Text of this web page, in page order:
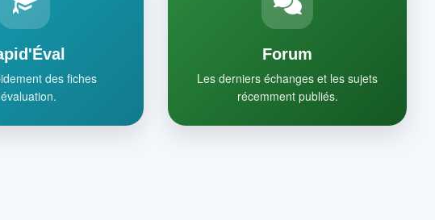
des fiches
Forum
Les derniers échanges et les sujets
récemment publiés.